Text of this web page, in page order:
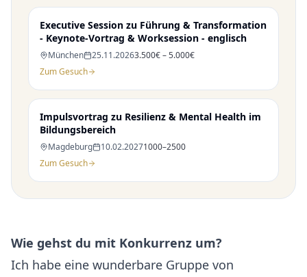
Executive Session zu Führung & Transformation
- Keynote-Vortrag & Worksession - englisch
München 25.11.20263.500€ – 5.000€
Zum Gesuch
Impulsvortrag zu Resilienz & Mental Health im
Bildungsbereich
Magdeburg 10.02.20271000–2500
Zum Gesuch
Wie gehst du mit Konkurrenz um?
Ich habe eine wunderbare Gruppe von